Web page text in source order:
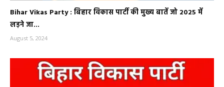
Bihar Vikas Party : बिहार विकास पार्टी की मुख्य बातें जो 2025 में
लड़ने जा...
August 5, 2024